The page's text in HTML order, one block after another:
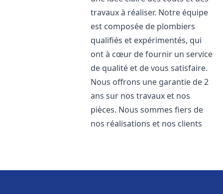
travaux à réaliser. Notre équipe
est composée de plombiers
qualifiés et expérimentés, qui
ont à cœur de fournir un service
de qualité et de vous satisfaire.
Nous offrons une garantie de 2
ans sur nos travaux et nos
pièces. Nous sommes fiers de
nos réalisations et nos clients